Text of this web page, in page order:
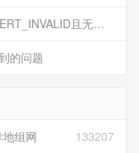
EDGE浏览器访问https页面显示ERR_CERT_INVALID且无法跳过继续访问
的问题
133207
组网